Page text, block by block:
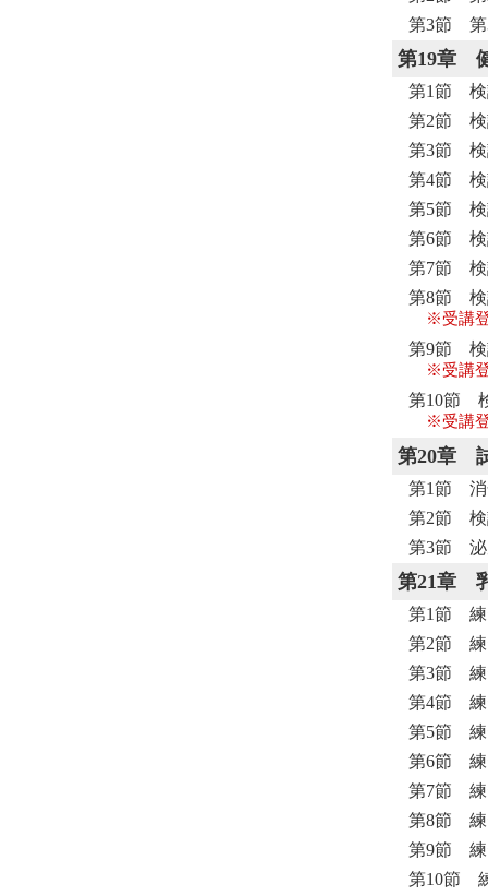
第3節 第
第19章
第1節 検
第2節 検
第3節 検
第4節 検
第5節 検
第6節 検
第7節 検
第8節 検
※受講
第9節 検
※受講
第10節
※受講
第20章
第1節 消
第2節 検
第3節 泌
第21章
第1節 練
第2節 練
第3節 練
第4節 練
第5節 練
第6節 練
第7節 練
第8節 練
第9節 練
第10節